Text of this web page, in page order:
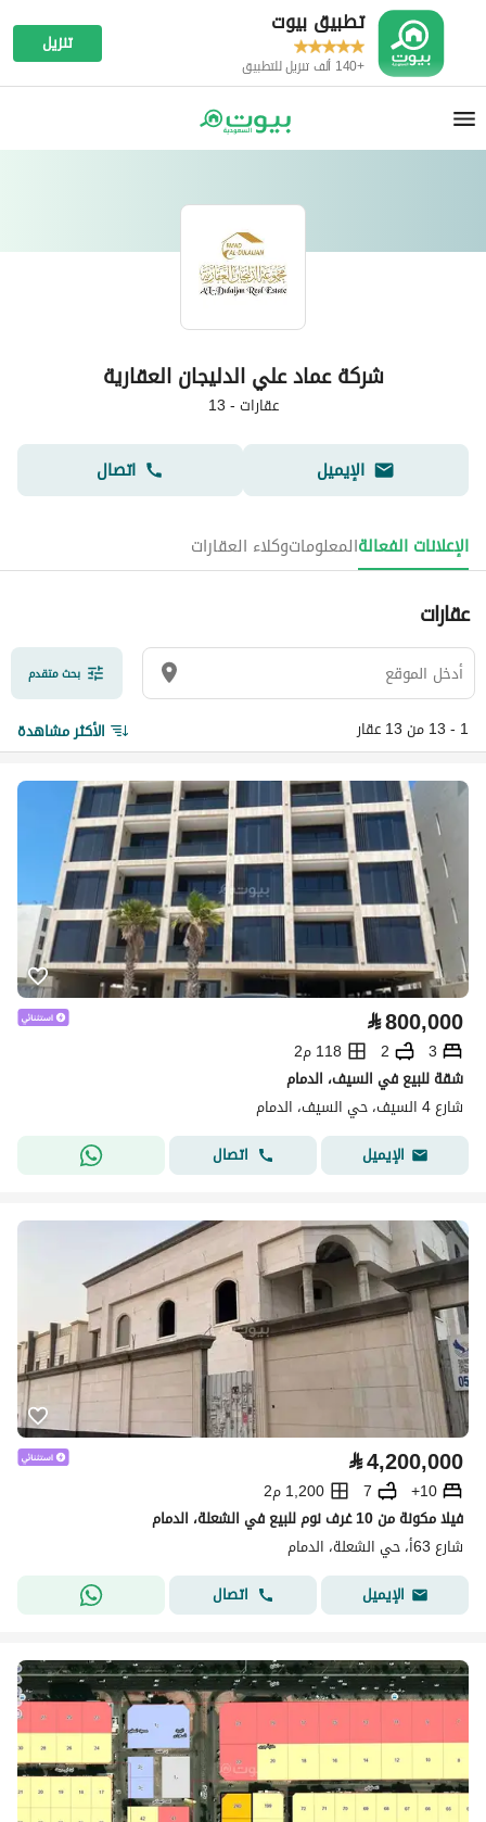
تطبيق بيوت
+140 ألف تنزيل للتطبيق
تنزيل
شركة عماد علي الدليجان العقارية
عقارات-
13
الإيميل اتصال
الإعلانات الفعالةالمعلوماتوكلاء العقارات
عقارات
بحث متقدم
1 - 13 من 13 عقار الأكثر مشاهدة
⃁800,000
3
2
118 م2
شقة للبيع في السيف، الدمام
شارع 4 السيف، حي السيف، الدمام
الإيميل
اتصال
⃁4,200,000
10+
7
1,200 م2
فيلا مكونة من 10 غرف نوم للبيع في الشعلة، الدمام
شارع 63أ، حي الشعلة، الدمام
الإيميل
اتصال